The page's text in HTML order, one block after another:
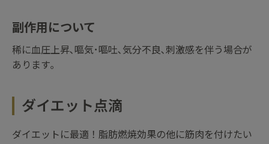
副作用について
稀に血圧上昇､嘔気･嘔吐､気分不良､刺激感を伴う場合が
あります｡
ダイエット点滴
ダイエットに最適！脂肪燃焼効果の他に筋肉を付けたい